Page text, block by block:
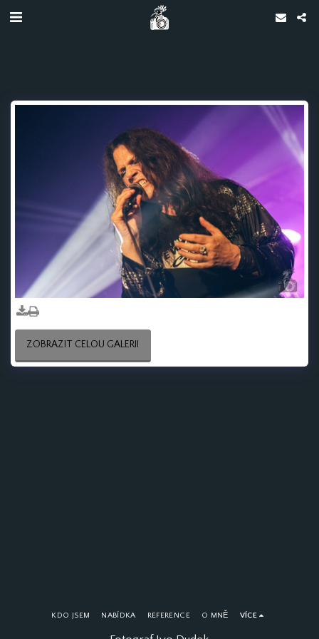
ZOBRAZIT CELOU GALERII
KDO JSEM NABÍDKA REFERENCE O MNĚ VÍCE